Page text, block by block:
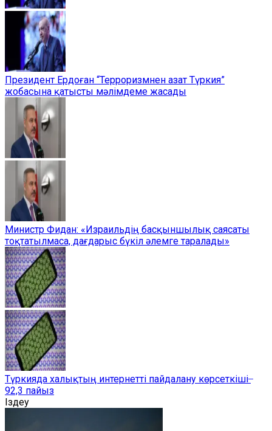
Президент Ердоған “Терроризмнен азат Түркия”
жобасына қатысты мәлімдеме жасады
Министр Фидан: «Израильдің басқыншылық саясаты
тоқтатылмаса, дағдарыс бүкіл әлемге таралады»
Түркияда халықтың интернетті пайдалану көрсеткіші ̶
92,3 пайыз
Іздеу